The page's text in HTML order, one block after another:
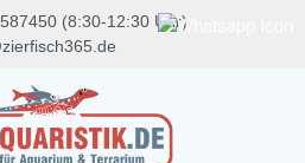
(8:30-12:30 Uhr)